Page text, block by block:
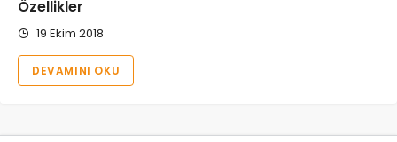
Özellikler
19 Ekim 2018
DEVAMINI OKU